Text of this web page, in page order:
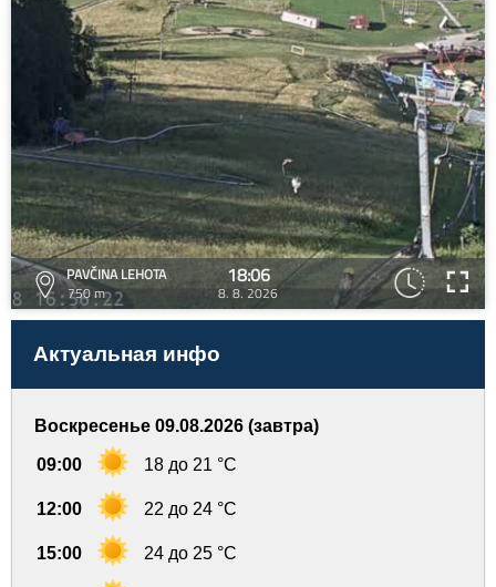
PAVČINA LEHOTA
750 m
18:06
8. 8. 2026
Актуальная инфо
Воскресенье 09.08.2026 (завтра)
09:00 18 до 21 °C
12:00 22 до 24 °C
15:00 24 до 25 °C